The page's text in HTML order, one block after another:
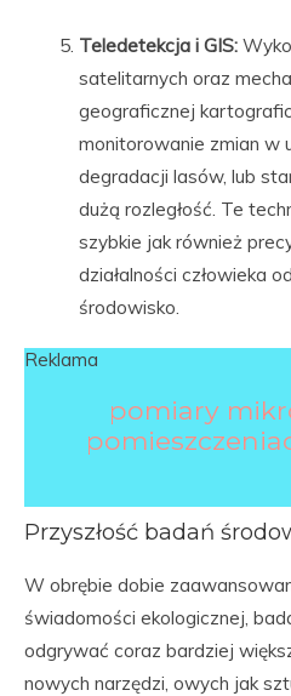
Teledetekcja i GIS:
satelitarnych oraz
geograficznej
monitorowanie zmian w
degradacji lasów, lub
dużą rozległość. Te
szybkie jak również
działalności człowieka
środowisko.
Reklama
pomiary
Przyszłość badań
W obrębie dobie
świadomości ekologicznej,
odgrywać coraz bardziej
nowych narzędzi, owych jak